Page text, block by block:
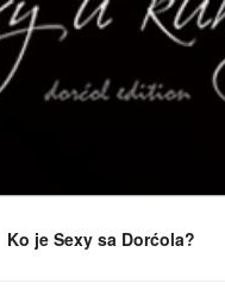
Ko je Sexy sa Dorćola?